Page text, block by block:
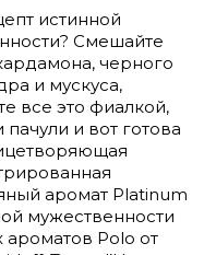
истинной
Смешайте
черного
и мускуса,
все это фиалкой,
и вот готова
аромат Platinum
мужественности
Polo от